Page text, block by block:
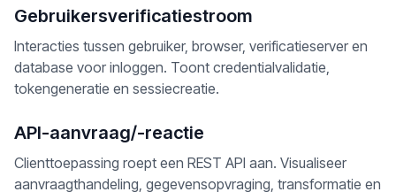
Gebruikersverificatiestroom
Interacties tussen gebruiker, browser, verificatieserver en
database voor inloggen. Toont credentialvalidatie,
tokengeneratie en sessiecreatie.
API-aanvraag/-reactie
Clienttoepassing roept een REST API aan. Visualiseer
aanvraagthandeling, gegevensopvraging, transformatie en